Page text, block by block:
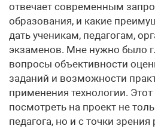
отвечает современным
образования, и какие
дать ученикам, педагогам,
экзаменов. Мне нужно было
вопросы объективности
заданий и возможности
применения технологии.
посмотреть на проект не
педагога, но и с точки зрения